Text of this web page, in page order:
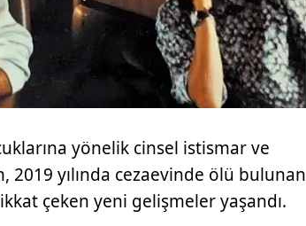
yönelik cinsel istismar ve
2019 yılında cezaevinde ölü bulunan
çeken yeni gelişmeler yaşandı.